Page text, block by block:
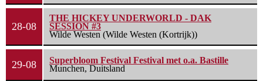
28-08
THE HICKEY UNDERWORLD - DAK
SESSION #3
Wilde Westen (Wilde Westen (Kortrijk))
29-08
Superbloom Festival Festival met o.a. Bastille
Munchen, Duitsland